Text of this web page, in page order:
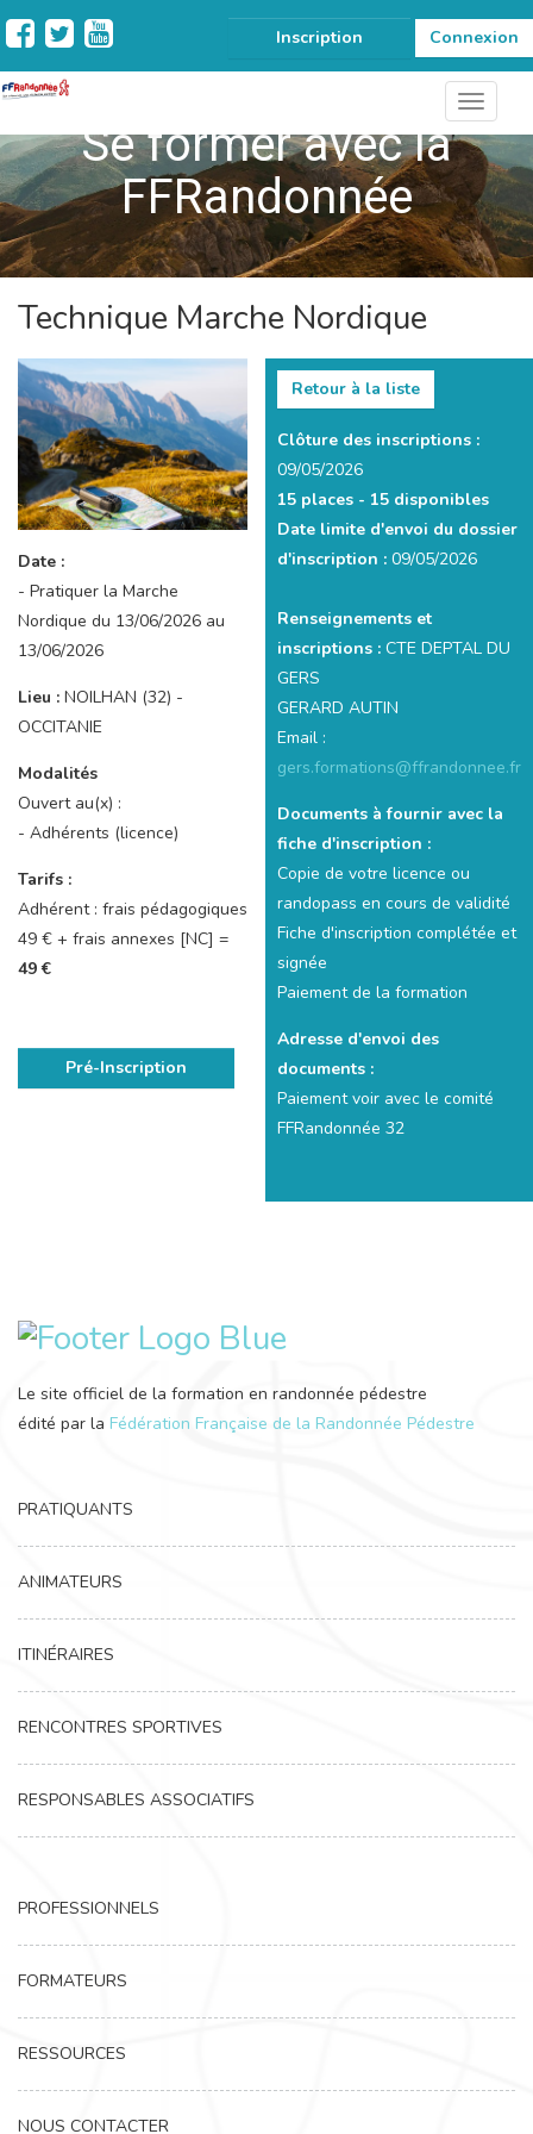
Inscription Connexion
Se former avec la
FFRandonnée
Technique Marche Nordique
Date :
- Pratiquer la Marche
Nordique du 13/06/2026 au
13/06/2026
Lieu : NOILHAN (32) -
OCCITANIE
Modalités
Ouvert au(x) :
- Adhérents (licence)
Tarifs :
Adhérent : frais pédagogiques
49 € + frais annexes [NC] =
49 €
Pré-Inscription
Retour à la liste
Clôture des inscriptions :
09/05/2026
15 places - 15 disponibles
Date limite d'envoi du dossier
d'inscription : 09/05/2026
Renseignements et
inscriptions : CTE DEPTAL DU
GERS
GERARD AUTIN
Email :
gers.formations@ffrandonnee.fr
Documents à fournir avec la
fiche d'inscription :
Copie de votre licence ou
randopass en cours de validité
Fiche d'inscription complétée et
signée
Paiement de la formation
Adresse d'envoi des
documents :
Paiement voir avec le comité
FFRandonnée 32
Le site officiel de la formation en randonnée pédestre
édité par la Fédération Française de la Randonnée Pédestre
PRATIQUANTS
ANIMATEURS
ITINÉRAIRES
RENCONTRES SPORTIVES
RESPONSABLES ASSOCIATIFS
PROFESSIONNELS
FORMATEURS
RESSOURCES
NOUS CONTACTER